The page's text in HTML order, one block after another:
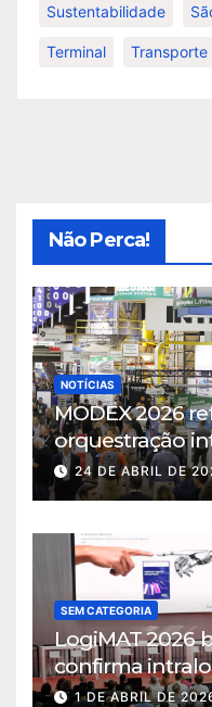
Sustentabilidade
Terminal Transporte
Não Perca!
NOTÍCIAS
MODEX 2026
orquestração
intralogística
24 DE ABRIL DE
SEM CATEGORIA
LogiMAT 2026
confirma
de decisão em
1 DE ABRIL DE